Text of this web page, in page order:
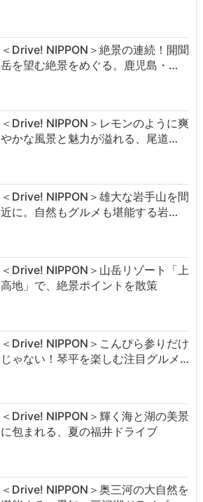
＜Drive! NIPPON＞絶景の連続！開聞
岳を望む絶景をめぐる。鹿児島・…
＜Drive! NIPPON＞レモンのように爽
やかな風景と魅力が溢れる、尾道…
＜Drive! NIPPON＞雄大な岩手山を間
近に。自然もグルメも堪能する岩…
＜Drive! NIPPON＞山岳リゾート「上
高地」で、絶景ポイントを散策
＜Drive! NIPPON＞こんぴら参りだけ
じゃない！琴平を楽しむ注目グルメ…
＜Drive! NIPPON＞輝く海と湖の美景
に包まれる、夏の福井ドライブ
＜Drive! NIPPON＞奥三河の大自然を